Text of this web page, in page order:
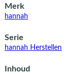
Merk
hannah
Serie
hannah Herstellen
Inhoud